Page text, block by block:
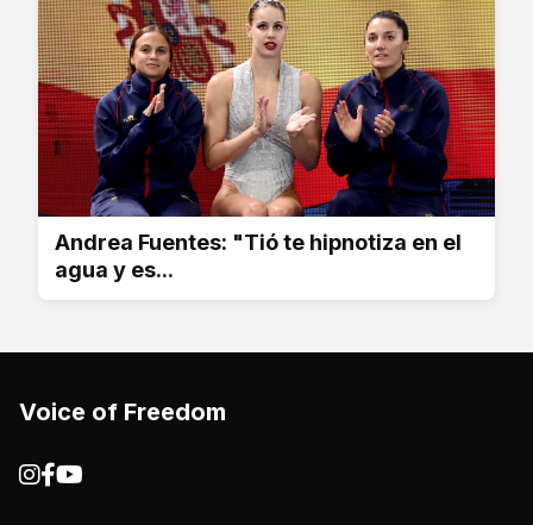
Andrea Fuentes: "Tió te hipnotiza en el
agua y es...
Voice of Freedom